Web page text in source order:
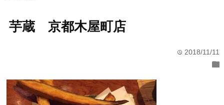
芋蔵 京都木屋町店
time 2018/11/11
folder